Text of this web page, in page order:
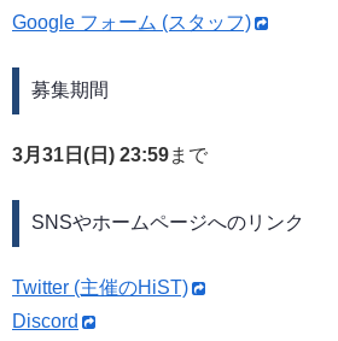
Google フォーム (スタッフ)
募集期間
3月31日(日) 23:59まで
SNSやホームページへのリンク
Twitter (主催のHiST)
Discord